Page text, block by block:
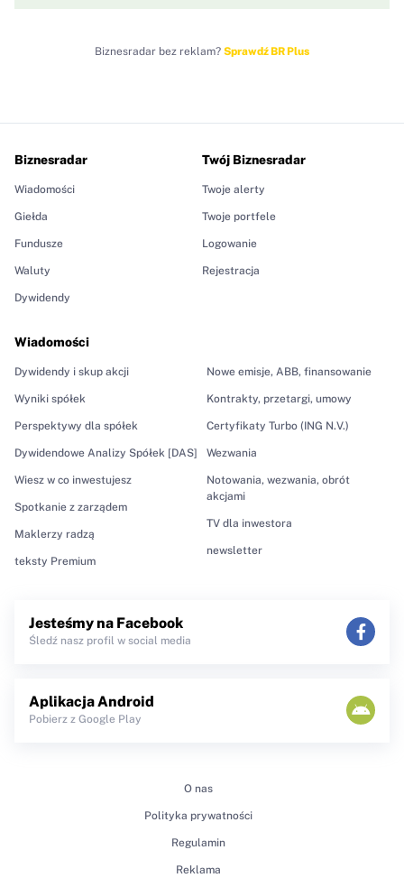
Biznesradar bez reklam? Sprawdź BR Plus
Biznesradar
Wiadomości
Giełda
Fundusze
Waluty
Dywidendy
Wiadomości
Dywidendy i skup akcji
Wyniki spółek
Perspektywy dla spółek
Dywidendowe Analizy Spółek [DAS]
Wiesz w co inwestujesz
Spotkanie z zarządem
Maklerzy radzą
teksty Premium
Nowe emisje, ABB, finansowanie
Kontrakty, przetargi, umowy
Certyfikaty Turbo (ING N.V.)
Wezwania
Notowania, wezwania, obrót
akcjami
TV dla inwestora
newsletter
Twój Biznesradar
Twoje alerty
Twoje portfele
Logowanie
Rejestracja
Jesteśmy na Facebook
Śledź nasz profil w social media
Aplikacja Android
Pobierz z Google Play
O nas
Polityka prywatności
Regulamin
Reklama